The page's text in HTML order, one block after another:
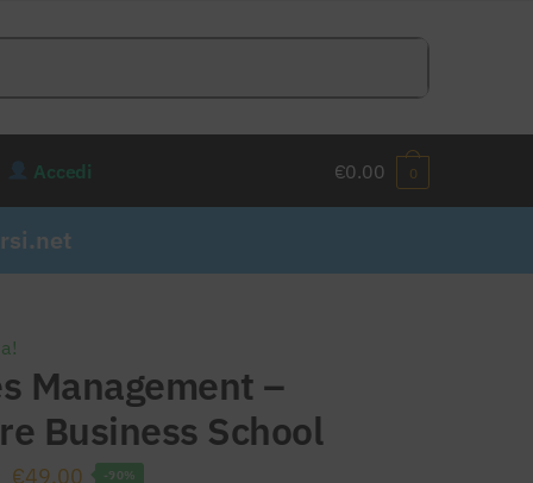
Accedi €0.00 0
Management –
Business School
Il
€49.00Il
-90%